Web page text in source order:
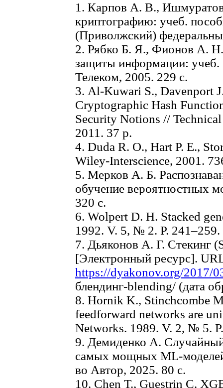
1. Карпов А. В.,
криптографию: учеб.
(Приволжский)
2. Рябко Б. Я., Фионов А.
защиты информации:
Телеком, 2005. 229 с.
3. Al-Kuwari S., Davenport
Cryptographic Hash
Security Notions //
2011. 37 p.
4. Duda R. O., Hart P. E.,
Wiley-Interscience, 2001.
5. Мерков А. Б.
обучение
320 с.
6. Wolpert D. H. Stacked
1992. V. 5, № 2. P. 241–259.
7. Дьяконов А. Г. Cтекинг
[Электронный ресурс].
https://dyakonov.org/2017/
блендинг-blending/ (дата
8. Hornik K., Stinchcombe
feedforward networks are
Networks. 1989. V. 2, № 5.
9. Демиденко А.
самых мощных ML-
во Автор, 2025. 80 с.
10. Chen T., Guestrin C.